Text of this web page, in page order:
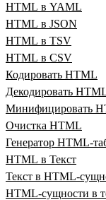
HTML в YAML
HTML в JSON
HTML в TSV
HTML в CSV
Кодировать HTML
Декодировать
Минифицировать
Очистка HTML
Генератор
HTML в Текст
Текст в
HTML‑сущности в